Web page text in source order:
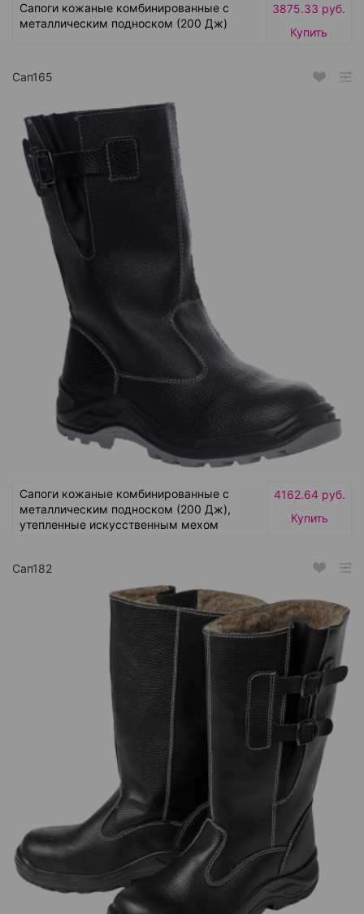
Сапоги кожаные комбинированные с
металлическим подноском (200 Дж)
3875.33 руб.
Купить
Сап165
Сапоги кожаные комбинированные с
металлическим подноском (200 Дж),
утепленные искусственным мехом
4162.64 руб.
Купить
Сап182